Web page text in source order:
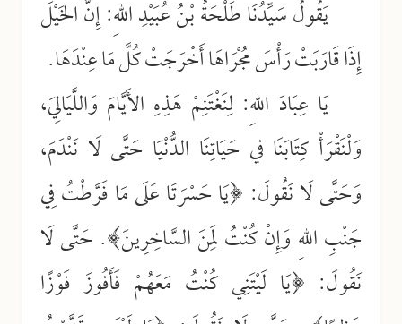
يَقُولُ سَيِّدُنَا طَلْحَةُ بْنُ عُبَيْدِ اللهِ: إِنَّ الخَيْلَ
إِذَا قَارَبَتْ رَأْسَ مُجْرَاهَا أَخْرَجَتْ كُلَّ مَا عِنْدَهَا.
يَا عِبَادَ اللهِ: لِنَغْتَنِمْ هَذِهِ الأَيَّامَ وَاللَّيَالِيَ،
وَلْنَقْرَأْ كِتَابَنَا في حَيَاتِنَا الدُّنْيَا حَتَّى لَا نَنْدَمَ،
وَحَتَّى لَا نَقُولَ: ﴿يَا حَسْرَتَا عَلَى مَا فَرَّطْتُ فِي
جَنْبِ اللهِ وَإِنْ كُنْتُ لَمِنَ السَّاخِرِينَ﴾. حَتَّى لَا
نَقُولَ: ﴿يَا لَيْتَنِي كُنْتُ مَعَهُمْ فَأَفُوزَ فَوْزًا